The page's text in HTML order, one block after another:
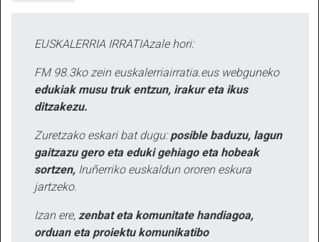
EUSKALERRIA IRRATIAzale hori:
FM 98.3ko zein euskalerriairratia.eus webguneko
edukiak musu truk entzun, irakur eta ikus
ditzakezu.
Zuretzako eskari bat dugu: posible baduzu, lagun
gaitzazu gero eta eduki gehiago eta hobeak
sortzen, Iruñerriko euskaldun ororen eskura
jartzeko.
Izan ere, zenbat eta komunitate handiagoa,
orduan eta proiektu komunikatibo